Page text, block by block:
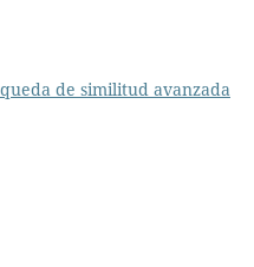
de similitud avanzada